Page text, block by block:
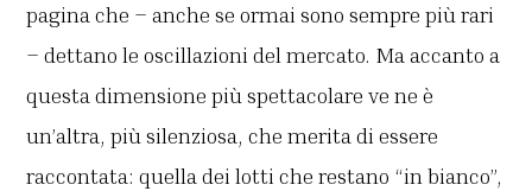
pagina che – anche se ormai sono sempre più rari
– dettano le oscillazioni del mercato. Ma accanto a
questa dimensione più spettacolare ve ne è
un’altra, più silenziosa, che merita di essere
raccontata: quella dei lotti che restano “in bianco”,